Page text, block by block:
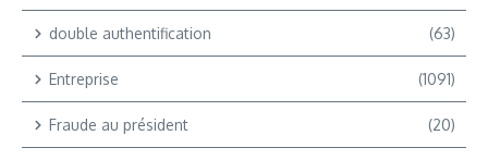
double authentification (63)
Entreprise (1091)
Fraude au président (20)